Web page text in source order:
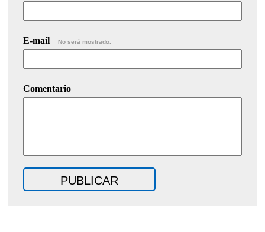
E-mail No será mostrado.
Comentario